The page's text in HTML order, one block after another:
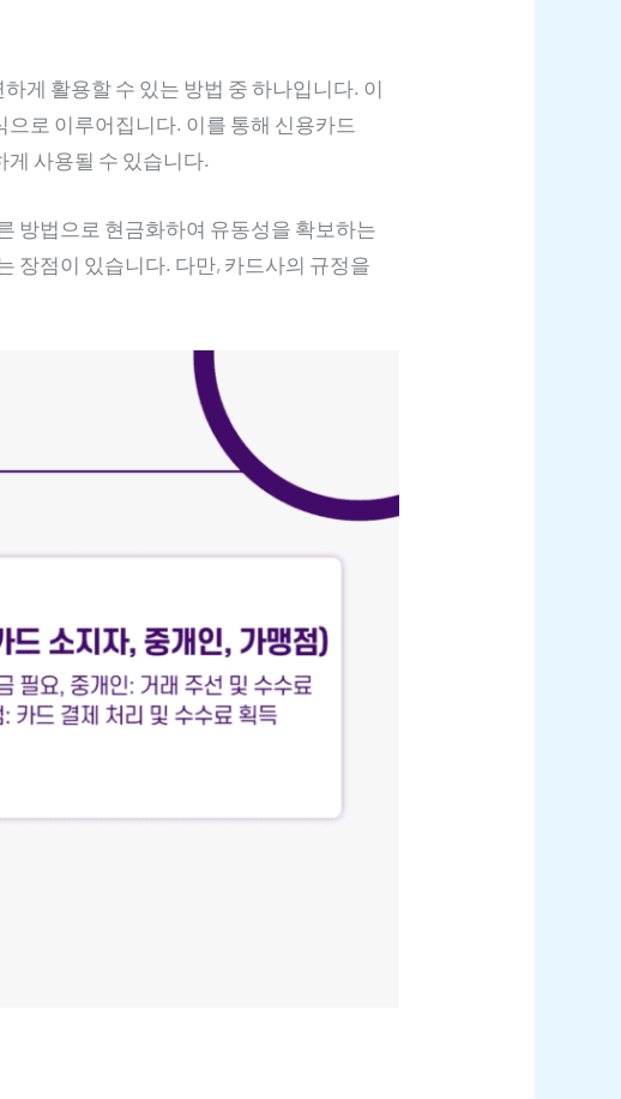
게 활용할 수 있는 방법 중 하나입니다. 이
로 이루어집니다. 이를 통해 신용카드
사용될 수 있습니다.
방법으로 현금화하여 유동성을 확보하는
장점이 있습니다. 다만, 카드사의 규정을